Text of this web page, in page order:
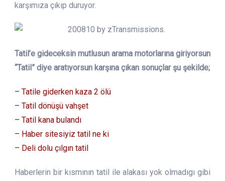
karşımıza çıkıp duruyor.
Tatil’e gideceksin mutlusun arama motorlarına giriyorsun
“Tatil” diye aratıyorsun karşına çıkan sonuçlar şu şekilde;
– Tatile giderken kaza 2 ölü
– Tatil dönüşü vahşet
– Tatil kana bulandı
– Haber sitesiyiz tatil ne ki
– Deli dolu çılgın tatil
Haberlerin bir kısmının tatil ile alakası yok olmadıgı gibi